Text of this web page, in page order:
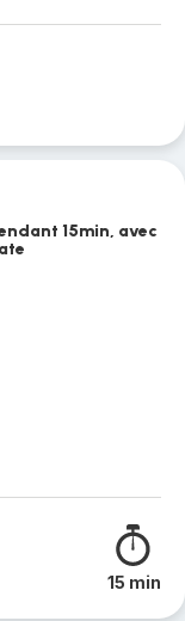
15min, avec
15 min